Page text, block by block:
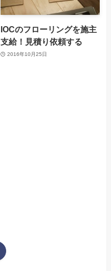
IOCのフローリングを施主
支給！見積り依頼する
2016年10月25日